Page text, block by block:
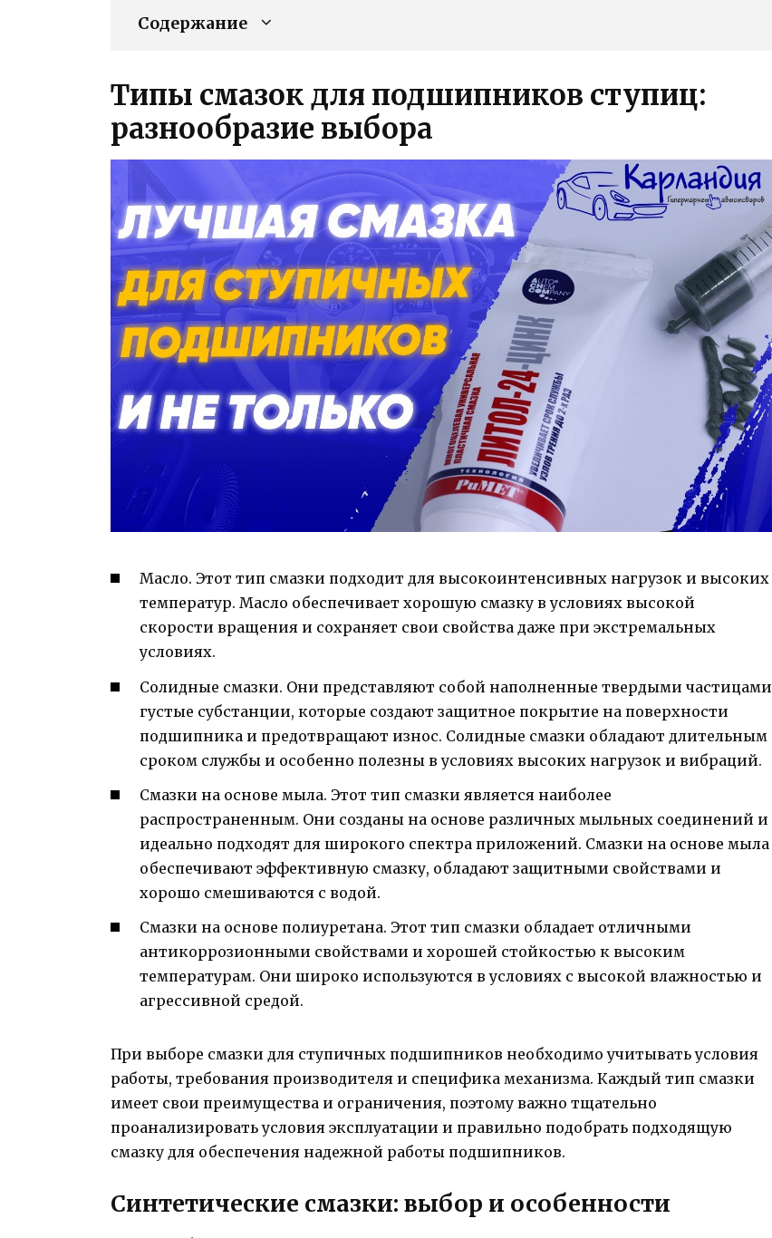
Содержание
Типы смазок для подшипников ступиц:
разнообразие выбора
Масло. Этот тип смазки подходит для высокоинтенсивных нагрузок и высоких
температур. Масло обеспечивает хорошую смазку в условиях высокой
скорости вращения и сохраняет свои свойства даже при экстремальных
условиях.
Солидные смазки. Они представляют собой наполненные твердыми частицами
густые субстанции, которые создают защитное покрытие на поверхности
подшипника и предотвращают износ. Солидные смазки обладают длительным
сроком службы и особенно полезны в условиях высоких нагрузок и вибраций.
Смазки на основе мыла. Этот тип смазки является наиболее
распространенным. Они созданы на основе различных мыльных соединений и
идеально подходят для широкого спектра приложений. Смазки на основе мыла
обеспечивают эффективную смазку, обладают защитными свойствами и
хорошо смешиваются с водой.
Смазки на основе полиуретана. Этот тип смазки обладает отличными
антикоррозионными свойствами и хорошей стойкостью к высоким
температурам. Они широко используются в условиях с высокой влажностью и
агрессивной средой.
При выборе смазки для ступичных подшипников необходимо учитывать условия
работы, требования производителя и специфика механизма. Каждый тип смазки
имеет свои преимущества и ограничения, поэтому важно тщательно
проанализировать условия эксплуатации и правильно подобрать подходящую
смазку для обеспечения надежной работы подшипников.
Синтетические смазки: выбор и особенности